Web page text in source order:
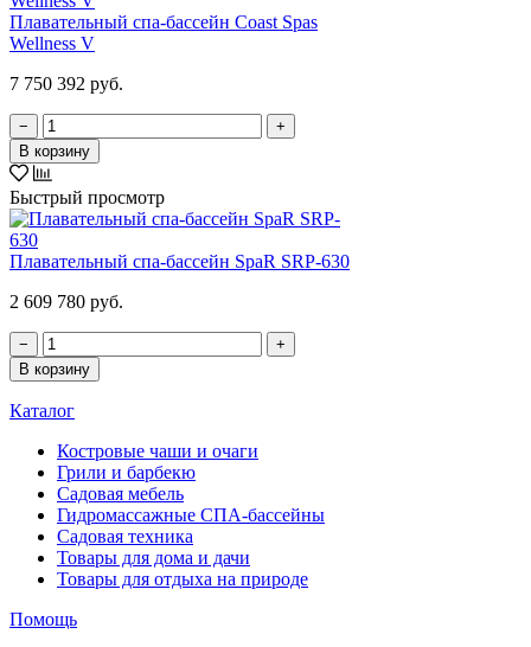
Плавательный спа-бассейн Coast Spas
Wellness V
7 750 392 руб.
−
+
В корзину
Быстрый просмотр
Плавательный спа-бассейн SpaR SRP-630
2 609 780 руб.
−
+
В корзину
Каталог
Костровые чаши и очаги
Грили и барбекю
Садовая мебель
Гидромассажные СПА-бассейны
Садовая техника
Товары для дома и дачи
Товары для отдыха на природе
Помощь